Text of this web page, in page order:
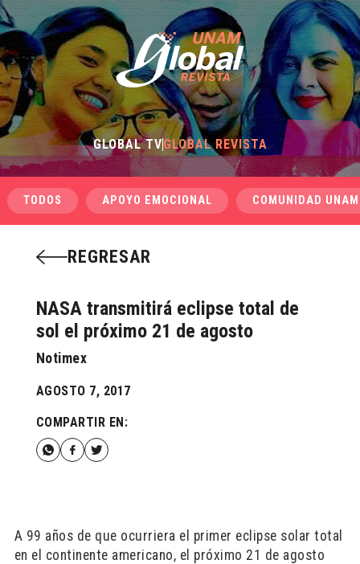
GLOBAL TVGLOBAL REVISTA
TODOS APOYO EMOCIONAL COMUNIDAD UNAM
REGRESAR
NASA transmitirá eclipse total de
sol el próximo 21 de agosto
Notimex
AGOSTO 7, 2017
COMPARTIR EN:
A 99 años de que ocurriera el primer eclipse solar total
en el continente americano, el próximo 21 de agosto